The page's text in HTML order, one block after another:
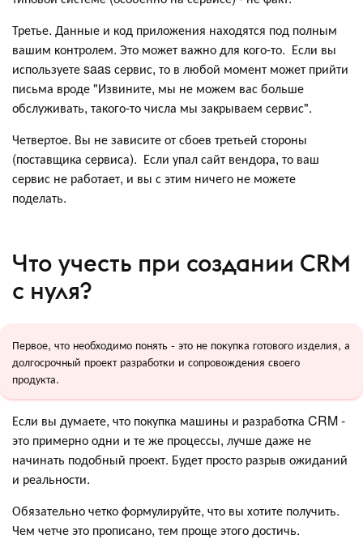
Третье. Данные и код приложения находятся под полным
вашим контролем. Это может важно для кого-то. Если вы
используете saas сервис, то в любой момент может прийти
письма вроде "Извините, мы не можем вас больше
обслуживать, такого-то числа мы закрываем сервис".
Четвертое. Вы не зависите от сбоев третьей стороны
(поставщика сервиса). Если упал сайт вендора, то ваш
сервис не работает, и вы с этим ничего не можете
поделать.
Что учесть при создании CRM
с нуля?
Первое, что необходимо понять - это не покупка готового изделия, а
долгосрочный проект разработки и сопровождения своего
продукта.
Если вы думаете, что покупка машины и разработка CRM -
это примерно одни и те же процессы, лучше даже не
начинать подобный проект. Будет просто разрыв ожиданий
и реальности.
Обязательно четко формулируйте, что вы хотите получить.
Чем четче это прописано, тем проще этого достичь.